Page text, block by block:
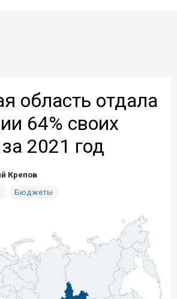
область отдала
64% своих
2021 год
Крепов
Бюджеты